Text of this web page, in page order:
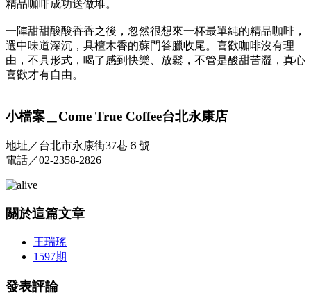
精品咖啡成功送做堆。
一陣甜甜酸酸香香之後，忽然很想來一杯最單純的精品咖啡，
選中味道深沉，具檀木香的蘇門答臘收尾。喜歡咖啡沒有理
由，不具形式，喝了感到快樂、放鬆，不管是酸甜苦澀，真心
喜歡才有自由。
小檔案＿Come True Coffee台北永康店
地址／台北市永康街37巷６號
電話／02-2358-2826
關於這篇文章
王瑞瑤
1597期
發表評論